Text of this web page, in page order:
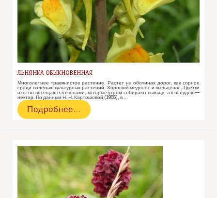
ЛЬНЯНКА ОБЫКНОВЕННАЯ
Многолетнее травянистое растение. Растет на обочинах дорог, как сорное
среди полевых, культурных растений. Хороший медонос и пыльценос. Цветки
охотно посещаются пчелами, которые утром собирают пыльцу, а к полудню—
нектар. По данным Н. Н. Картошовой (1955), в …
Льнянка
обыкновенная
Подробнее…